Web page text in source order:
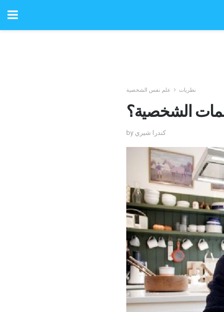
نظريات علم نفس الشخصية
الشخصية؟
by كندرا شيري